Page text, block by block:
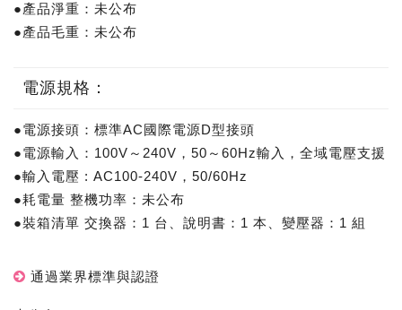
●產品淨重：未公布
●產品毛重：未公布
電源規格：
●電源接頭：標準AC國際電源D型接頭
●電源輸入：100V～240V，50～60Hz輸入，全域電壓支援
●輸入電壓 : AC100-240V，50/60Hz
●耗電量 整機功率：未公布
●裝箱清單 交換器：1 台、說明書：1 本、變壓器：1 組
通過業界標準與認證